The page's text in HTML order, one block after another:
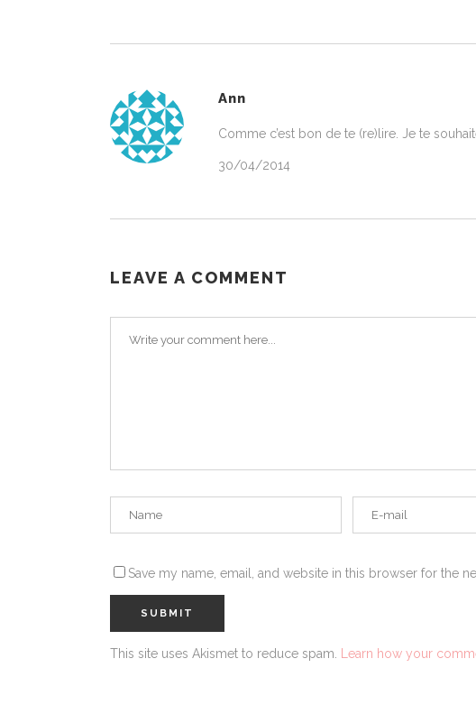
Ann
Comme c’est bon de te (re)lire. Je te
30/04/2014
LEAVE A COMMENT
Save my name, email, and website in this browser for the
This site uses Akismet to reduce spam. Learn how your